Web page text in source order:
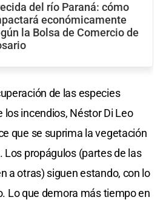
del río Paraná: cómo
económicamente
la Bolsa de Comercio de
de las especies
los incendios, Néstor Di Leo
que se suprima la vegetación
Los propágulos (partes de las
a otras) siguen estando, con lo
Lo que demora más tiempo en